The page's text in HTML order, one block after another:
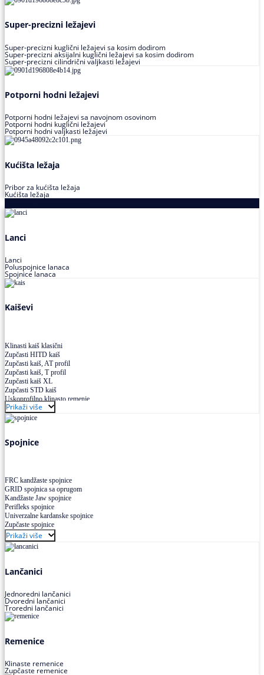
Super-precizni ležajevi
Super-precizni kuglični ležajevi sa kosim dodirom
Super-precizni aksijalni kuglični ležajevi sa kosim dodirom
Super-precizni cilindrični valjkasti ležajevi
Potporni hodni ležajevi
Potporni hodni ležajevi sa navojnom osovinom
Potporni hodni kuglični ležajevi
Potporni hodni valjkasti ležajevi
Kućišta ležaja
Pribor za kućišta ležaja
Kućišta ležaja
Lanci
Lanci
Poluspojnice lanaca
Spojnice lanaca
Kaiševi
Klinasti kaiš klasični
Zupčasti HITD kaiš
Zupčasti kaiš, AT profil
Zupčasti kaiš, T profil
Zupčasti kaiš XL
Zupčasti STD kaiš
Uskoprofilno klinasto remenje
Uskoprofilno klinasto remenje spojeno
Uskoprofilno klinasto remenje XP extra power
Višekanalno remenje PJ,PK
Prikaži više
Spojnice
FRC kandžaste spojnice
GRID spojnica sa oprugom
Kandžaste Jaw spojnice
Perifleks spojnice
Univerzalne kardanske spojnice
Zupčaste spojnice
Prikaži više
Lančanici
Jednoredni lančanici
Dvoredni lančanici
Troredni lančanici
Remenice
Klinaste remenice
Zupčaste remenice